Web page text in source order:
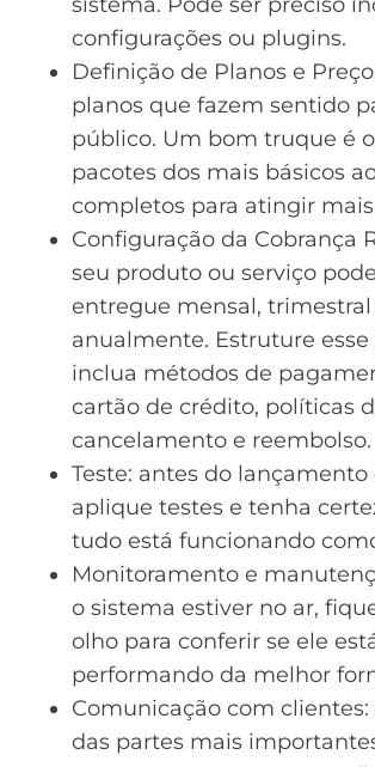
configurações ou plugins.
Definição de Planos e
planos que fazem sentido
público. Um bom truque é
pacotes dos mais básicos
completos para atingir
Configuração da Cobrança
seu produto ou serviço
entregue mensal, trimestral
anualmente. Estruture
inclua métodos de
cartão de crédito, políticas
cancelamento e reembolso.
Teste: antes do lançamento
aplique testes e tenha
tudo está funcionando
Monitoramento e
o sistema estiver no ar,
olho para conferir se ele
performando da melhor
Comunicação com clientes:
das partes mais